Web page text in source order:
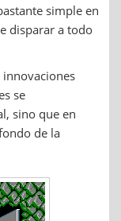
simple en
disparar a todo
se
sino que en
de la